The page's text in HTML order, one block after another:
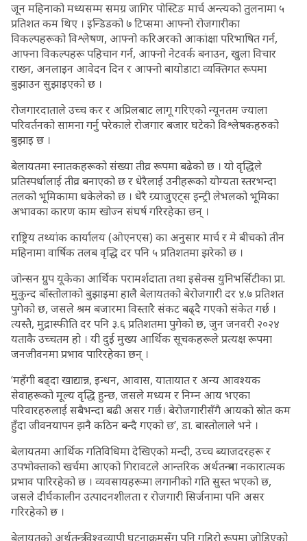
जून महिनाको मध्यसम्म समग्र जागिर पोस्टिङ मार्च अन्त्यको तुलनामा ५
प्रतिशत कम थिए । इन्डिडको ७ टिप्समा आफ्नो रोजगारीका
विकल्पहरूको विश्लेषण, आफ्नो करिअरको आकांक्षा परिभाषित गर्न,
आफ्ना विकल्पहरू पहिचान गर्न, आफ्नो नेटवर्क बनाउन, खुला विचार
राख्न, अनलाइन आवेदन दिन र आफ्नो बायोडाटा व्यक्तिगत रूपमा
बुझाउन सुझाइएको छ ।
रोजगारदाताले उच्च कर र अप्रिलबाट लागू गरिएको न्यूनतम ज्याला
परिवर्तनको सामना गर्नु परेकाले रोजगार बजार घटेको विश्लेषकहरुको
बुझाइ छ ।
बेलायतमा स्नातकहरूको संख्या तीव्र रूपमा बढेको छ । यो वृद्धिले
प्रतिस्पर्धालाई तीव्र बनाएको छ र धेरैलाई उनीहरूको योग्यता स्तरभन्दा
तलको भूमिकामा धकेलेको छ । धेरै ग्र्याजुएट्स इन्ट्री लेभलको भूमिका
अभावका कारण काम खोज्न संघर्ष गरिरहेका छन् ।
राष्ट्रिय तथ्यांक कार्यालय (ओएनएस) का अनुसार मार्च र मे बीचको तीन
महिनामा वार्षिक तलब वृद्धि दर पनि ५ प्रतिशतमा झरेको छ ।
जोन्सन ग्रुप यूकेका आर्थिक परामर्शदाता तथा इसेक्स युनिभर्सिटीका प्रा.
मुकुन्द बाँस्तोलाको बुझाइमा हालै बेलायतको बेरोजगारी दर ४.७ प्रतिशत
पुगेको छ, जसले श्रम बजारमा विस्तारै संकट बढ्दै गएको संकेत गर्छ ।
त्यस्तै, मुद्रास्फीति दर पनि ३.६ प्रतिशतमा पुगेको छ, जुन जनवरी २०२४
यताकै उच्चतम हो । यी दुई मुख्य आर्थिक सूचकहरूले प्रत्यक्ष रूपमा
जनजीवनमा प्रभाव पारिरहेका छन् ।
‘महँगी बढ्दा खाद्यान्न, इन्धन, आवास, यातायात र अन्य आवश्यक
सेवाहरूको मूल्य वृद्धि हुन्छ, जसले मध्यम र निम्न आय भएका
परिवारहरुलाई सबैभन्दा बढी असर गर्छ। बेरोजगारीसँगै आयको स्रोत कम
हुँदा जीवनयापन झनै कठिन बन्दै गएको छ’, डा. बास्तोलाले भने ।
बेलायतमा आर्थिक गतिविधिमा देखिएको मन्दी, उच्च ब्याजदरहरू र
उपभोक्ताको खर्चमा आएको गिरावटले आन्तरिक अर्थतन्त्रमा नकारात्मक
प्रभाव पारिरहेको छ । व्यवसायहरूमा लगानीको गति सुस्त भएको छ,
जसले दीर्घकालीन उत्पादनशीलता र रोजगारी सिर्जनामा पनि असर
गरिरहेको छ ।
बेलायतको अर्थतन्त्र विश्वव्यापी घटनाक्रमसँग पनि गहिरो रूपमा जोडिएको